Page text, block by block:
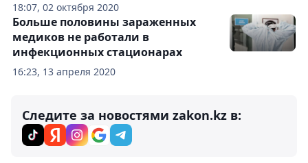
18:07, 02 октября 2020
16:23, 13 апреля 2020
Больше половины зараженных
медиков не работали в
инфекционных стационарах
Следите за новостями zakon.kz в: